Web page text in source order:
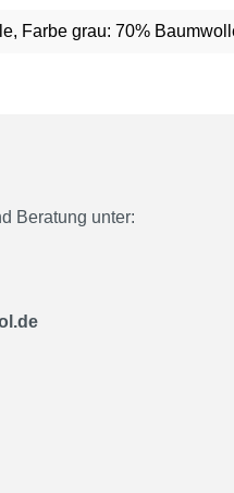
Farbe grau: 70%
Beratung unter: